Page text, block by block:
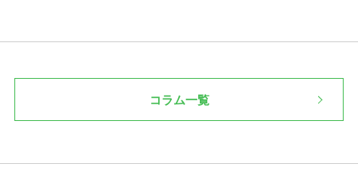
コラム一覧